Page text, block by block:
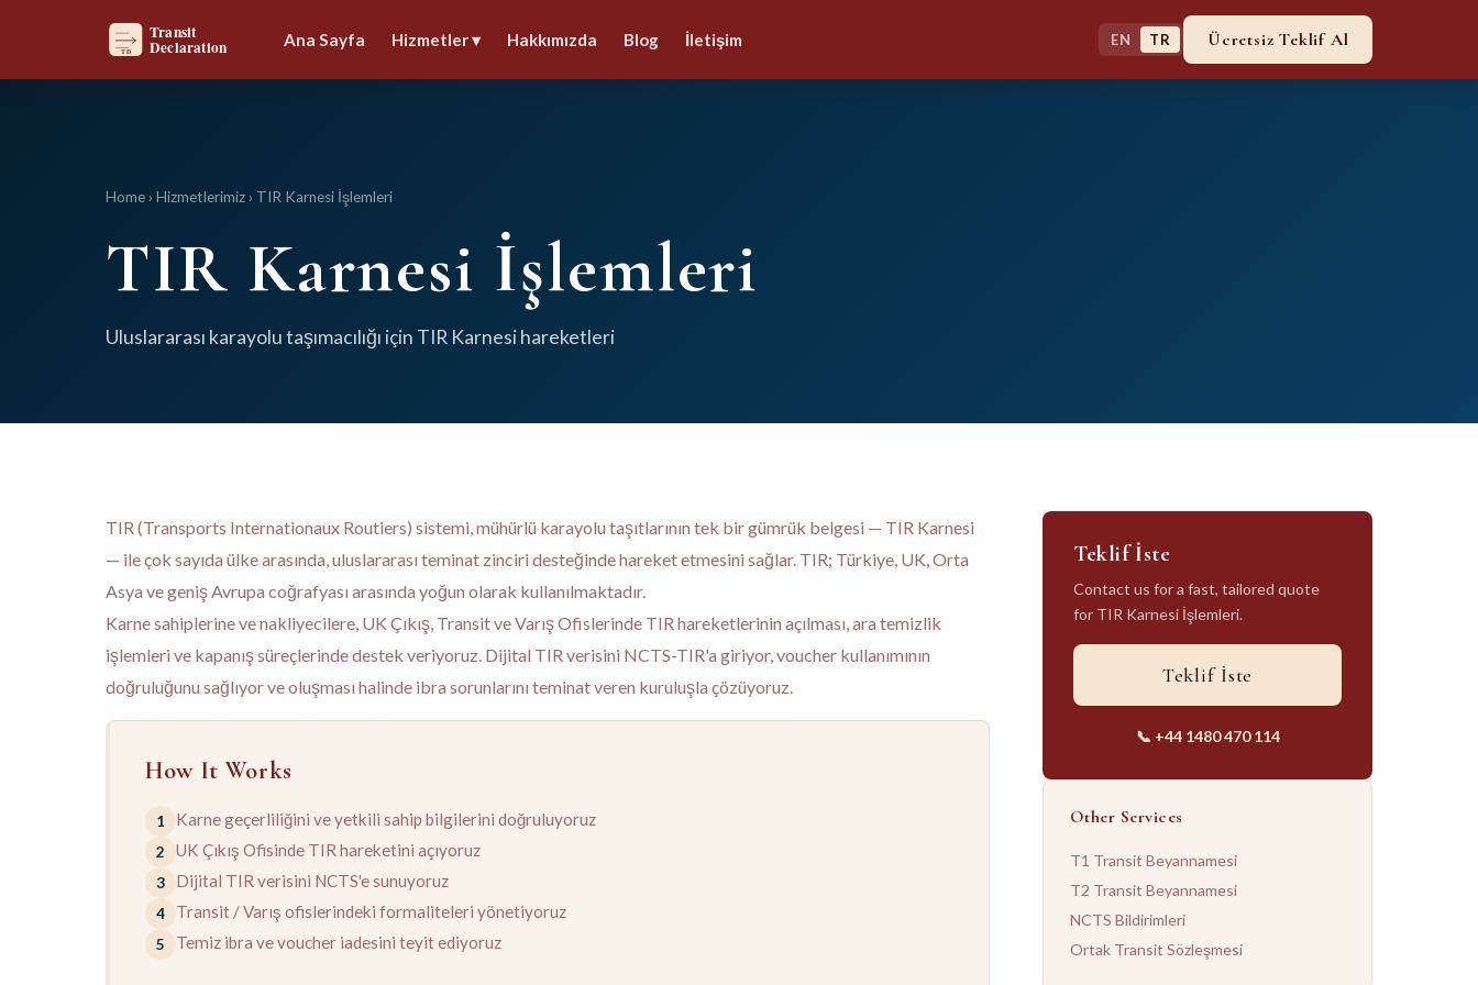
Ana Sayfa Hizmetler▾ Hakkımızda Blog İletişim EN TR Ücretsiz Teklif Al
Home › Hizmetlerimiz › TIR Karnesi İşlemleri
TIR Karnesi İşlemleri
Uluslararası karayolu taşımacılığı için TIR Karnesi hareketleri
TIR (Transports Internationaux Routiers) sistemi, mühürlü karayolu taşıtlarının tek bir gümrük belgesi — TIR Karnesi
— ile çok sayıda ülke arasında, uluslararası teminat zinciri desteğinde hareket etmesini sağlar. TIR; Türkiye, UK, Orta
Asya ve geniş Avrupa coğrafyası arasında yoğun olarak kullanılmaktadır.
Karne sahiplerine ve nakliyecilere, UK Çıkış, Transit ve Varış Ofislerinde TIR hareketlerinin açılması, ara temizlik
işlemleri ve kapanış süreçlerinde destek veriyoruz. Dijital TIR verisini NCTS-TIR'a giriyor, voucher kullanımının
doğruluğunu sağlıyor ve oluşması halinde ibra sorunlarını teminat veren kuruluşla çözüyoruz.
How It Works
1 Karne geçerliliğini ve yetkili sahip bilgilerini doğruluyoruz
2 UK Çıkış Ofisinde TIR hareketini açıyoruz
3 Dijital TIR verisini NCTS'e sunuyoruz
4 Transit / Varış ofislerindeki formaliteleri yönetiyoruz
5 Temiz ibra ve voucher iadesini teyit ediyoruz
Teklif İste
Contact us for a fast, tailored quote
for TIR Karnesi İşlemleri.
Teklif İste
📞 +44 1480 470 114
Other Services
T1 Transit Beyannamesi
T2 Transit Beyannamesi
NCTS Bildirimleri
Ortak Transit Sözleşmesi